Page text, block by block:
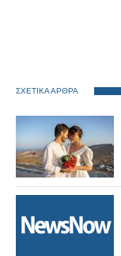
ΣΧΕΤΙΚΑ ΑΡΘΡΑ